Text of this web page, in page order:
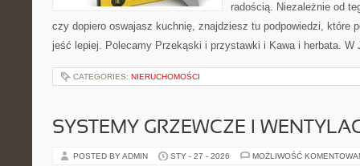
radością. Niezależnie od
czy dopiero oswajasz kuchnię, znajdziesz tu podpowiedzi, które
jeść lepiej. Polecamy Przekąski i przystawki i Kawa i herbata.
CATEGORIES: NIERUCHOMOŚCI
SYSTEMY GRZEWCZE I
POSTED BY ADMIN STY - 27 - 2026 MOŻLIWOŚĆ